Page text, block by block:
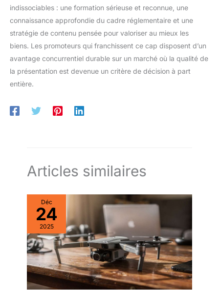
indissociables : une formation sérieuse et reconnue, une
connaissance approfondie du cadre réglementaire et une
stratégie de contenu pensée pour valoriser au mieux les
biens. Les promoteurs qui franchissent ce cap disposent d’un
avantage concurrentiel durable sur un marché où la qualité de
la présentation est devenue un critère de décision à part
entière.
Articles similaires
Déc
24
2025